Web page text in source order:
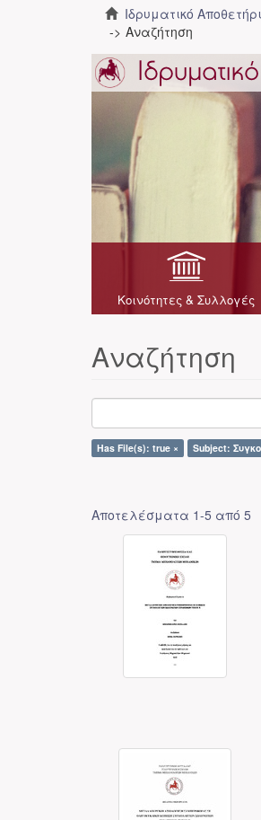
Ιδρυματικό
Αναζήτηση
Κοινότητες & Συλλογές
Αναζήτηση
Has File(s): true × Subject:
Αποτελέσματα 1-5 από 5